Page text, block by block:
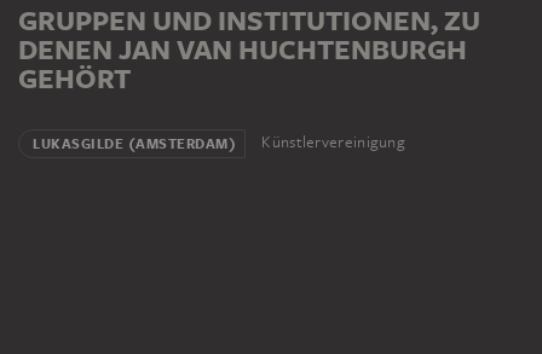
GRUPPEN UND INSTITUTIONEN, ZU
DENEN JAN VAN HUCHTENBURGH
GEHÖRT
LUKASGILDE (AMSTERDAM) Künstlervereinigung